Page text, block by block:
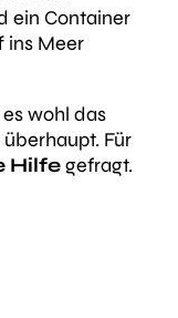
ein Container
ins Meer
wohl das
überhaupt. Für
Hilfegefragt.